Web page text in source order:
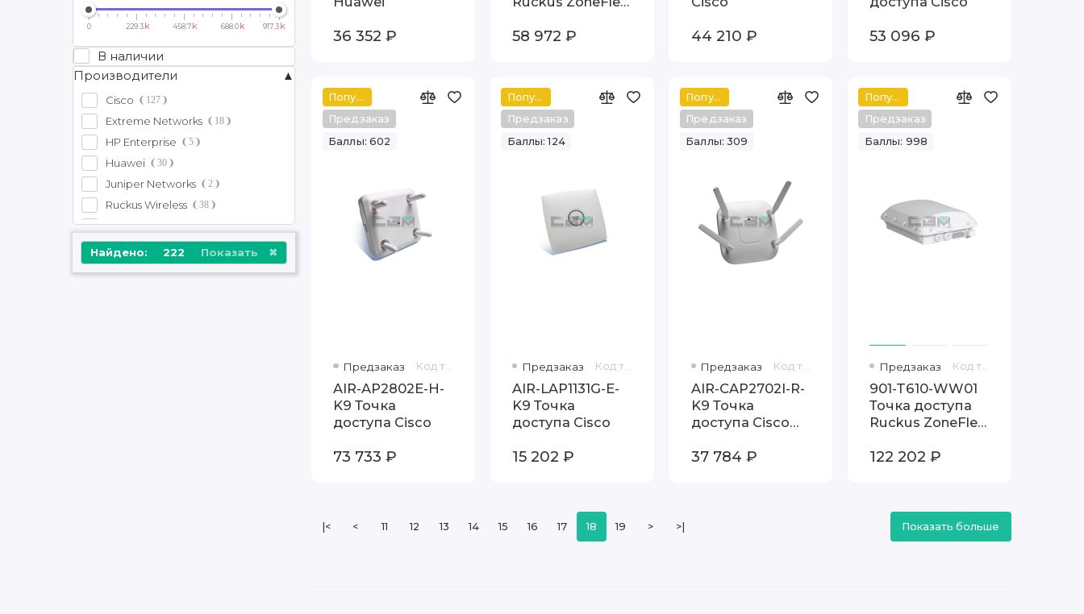
0 229.3 k 458.7k 688.0 k 917.3k
В наличии
Производители
Cisco 127
Extreme Networks 18
HP Enterprise 5
Huawei 30
Juniper Networks 2
Ruckus Wireless 38
Другое 2
Найдено: 222 Показать
36 352 ₽ 58 972 ₽ 44 210 ₽ 53 096 ₽
Популярный
Предзаказ
Баллы: 602
Предзаказ Код товара: AIR-AP2802E-H-K9
AIR-AP2802E-H-
K9 Точка
доступа Cisco
73 733 ₽
Популярный
Предзаказ
Баллы: 124
Предзаказ Код товара: AIR-LAP1131G-E-K9
AIR-LAP1131G-E-
K9 Точка
доступа Cisco
15 202 ₽
Популярный
Предзаказ
Баллы: 309
Предзаказ Код товара: AIR-CAP2702I-R-K9
AIR-CAP2702I-R-
K9 Точка
доступа Cisco
Series Access
37 784 ₽
Популярный
Предзаказ
Баллы: 998
Предзаказ Код товара: 901-T610-WW01
901-T610-WW01
Точка доступа
Ruckus ZoneFlex
122 202 ₽
|< < 11 12 13 14 15 16 17 18 19 > >| Показать больше